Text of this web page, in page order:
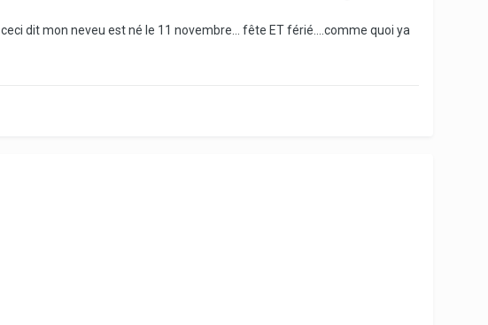
dit mon neveu est né le 11 novembre... fête ET férié....comme quoi ya